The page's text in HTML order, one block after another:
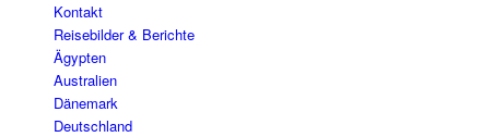
Kontakt
Reisebilder & Berichte
Ägypten
Australien
Dänemark
Deutschland